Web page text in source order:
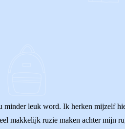
minder leuk word. Ik herken mijzelf
makkelijk ruzie maken achter mijn